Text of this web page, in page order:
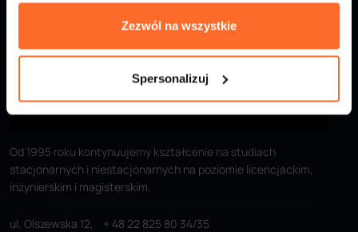
Zezwól na wszystkie
Spersonalizuj
Od 1995 roku kontynuujemy kształcenie na studiach
stacjonarnych i niestacjonarnych na poziomie licencjackim,
inżynierskim i magisterskim.
ul. Olszewska 12,
+ 48 22 825 80 34/35